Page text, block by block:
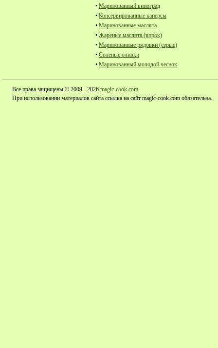
• Маринованный виноград
• Консервированные каперсы
• Маринованные маслята
• Жареные маслята (впрок)
• Маринованные рядовки (серые)
• Соленые оливки
• Маринованный молодой чеснок
Все права защищены © 2009 - 2026 magic-cook.com
При использовании материалов сайта ссылка на сайт magic-cook.com обязательна.